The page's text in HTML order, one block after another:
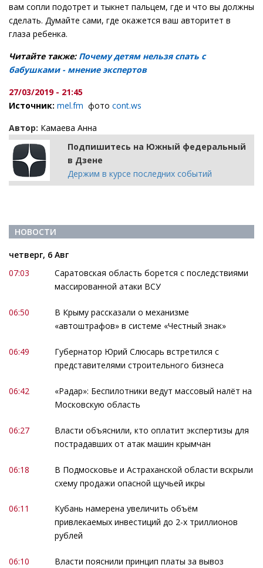
вам сопли подотрет и тыкнет пальцем, где и что вы должны
сделать. Думайте сами, где окажется ваш авторитет в
глаза ребенка.
Читайте также: Почему детям нельзя спать с
бабушками - мнение экспертов
27/03/2019 - 21:45
Источник: mel.fm фото cont.ws
Автор: Камаева Анна
Подпишитесь на Южный федеральный
в Дзене
Держим в курсе последних событий
НОВОСТИ
четверг, 6 Авг
07:03
Саратовская область борется с последствиями
массированной атаки ВСУ
06:50
В Крыму рассказали о механизме
«автоштрафов» в системе «Честный знак»
06:49
Губернатор Юрий Слюсарь встретился с
представителями строительного бизнеса
06:42
«Радар»: Беспилотники ведут массовый налёт на
Московскую область
06:27
Власти объяснили, кто оплатит экспертизы для
пострадавших от атак машин крымчан
06:18
В Подмосковье и Астраханской области вскрыли
схему продажи опасной щучьей икры
06:11
Кубань намерена увеличить объём
привлекаемых инвестиций до 2-х триллионов
рублей
06:10
Власти пояснили принцип платы за вывоз